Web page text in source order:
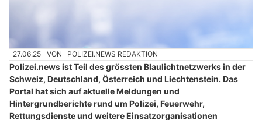
27.06.25 VON POLIZEI.NEWS REDAKTION
Polizei.news ist Teil des grössten Blaulichtnetzwerks in der
Schweiz, Deutschland, Österreich und Liechtenstein. Das
Portal hat sich auf aktuelle Meldungen und
Hintergrundberichte rund um Polizei, Feuerwehr,
Rettungsdienste und weitere Einsatzorganisationen